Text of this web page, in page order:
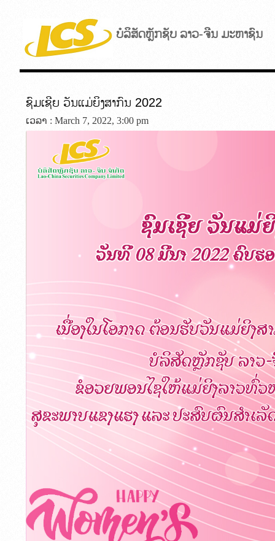
ບໍລິສັດຫຼັກຊັບ ລາວ-ຈີນ ມະຫາຊົນ
ຊົມເຊີຍ ວັນແມ່ຍິງສາກົນ 2022
ເວລາ : March 7, 2022, 3:00 pm